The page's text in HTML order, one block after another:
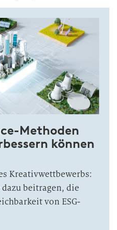
Methoden
können
Kreativwettbewerbs:
beitragen, die
von ESG-